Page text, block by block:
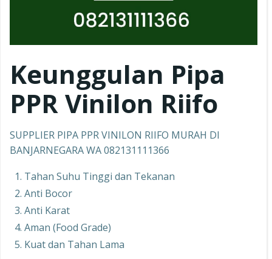
Keunggulan Pipa
PPRVinilon Riifo
SUPPLIER PIPA PPR VINILON RIIFO MURAH DI
BANJARNEGARA WA 082131111366
Tahan Suhu Tinggi dan Tekanan
Anti Bocor
Anti Karat
Aman (Food Grade)
Kuat dan Tahan Lama